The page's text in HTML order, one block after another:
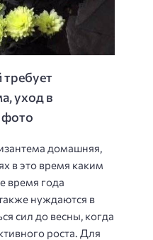
уход в
домашняя,
в это время каким
время года
нуждаются в
сил до весны, когда
роста. Для